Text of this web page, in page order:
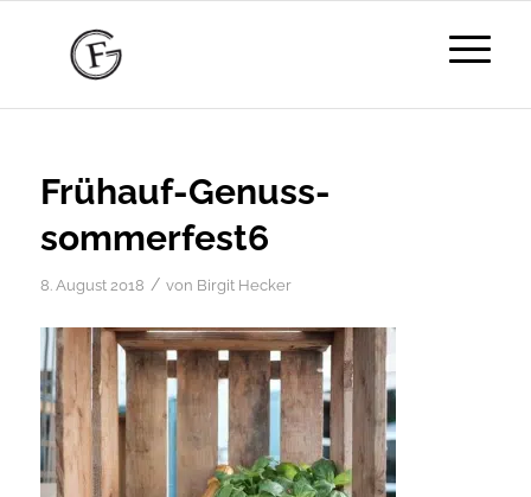
Frühauf-Genuss-
sommerfest6
8. August 2018 / von Birgit Hecker